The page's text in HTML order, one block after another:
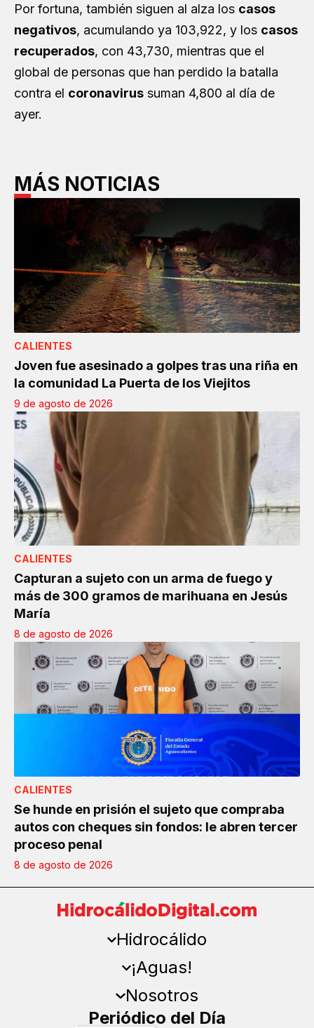
Por fortuna, también siguen al alza los casos
negativos, acumulando ya 103,922, y los casos
recuperados, con 43,730, mientras que el
global de personas que han perdido la batalla
contra el coronavirus suman 4,800 al día de
ayer.
MÁS NOTICIAS
CALIENTES
Joven fue asesinado a golpes tras una riña en
la comunidad La Puerta de los Viejitos
9 de agosto de 2026
CALIENTES
Capturan a sujeto con un arma de fuego y
más de 300 gramos de marihuana en Jesús
María
8 de agosto de 2026
CALIENTES
Se hunde en prisión el sujeto que compraba
autos con cheques sin fondos: le abren tercer
proceso penal
8 de agosto de 2026
Hidrocálido
¡Aguas!
Nosotros
Periódico del Día